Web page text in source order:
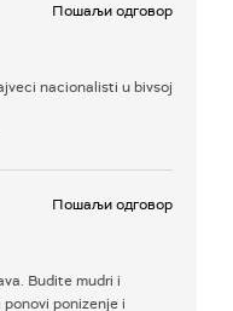
Пошаљи одговор
nacionalisti u bivsoj
Пошаљи одговор
Budite mudri i
ponizenje i